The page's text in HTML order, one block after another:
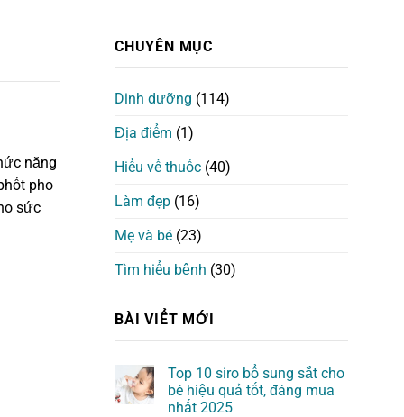
năng
pho
sức
CHUYÊN MỤC
Dinh dưỡng (114)
Địa điểm (1)
Hiểu về thuốc (40)
Làm đẹp (16)
Mẹ và bé (23)
Tìm hiểu bệnh (30)
BÀI VIỂT MỚI
Top 10 siro bổ sung sắt cho
bé hiệu quả tốt, đáng mua
nhất 2025